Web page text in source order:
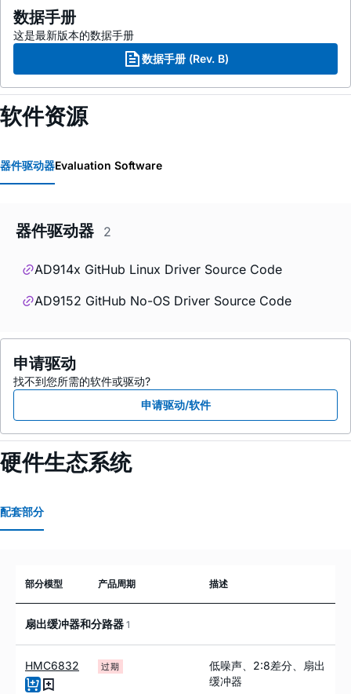
数据手册
这是最新版本的数据手册
数据手册 (Rev. B)
软件资源
器件驱动器Evaluation Software
器件驱动器 2
AD914x GitHub Linux Driver Source Code
AD9152 GitHub No-OS Driver Source Code
申请驱动
找不到您所需的软件或驱动?
申请驱动/软件
硬件生态系统
配套部分
部分模型 产品周期 描述
扇出缓冲器和分路器 1
HMC6832 过期
低噪声、2:8差分、扇出
缓冲器